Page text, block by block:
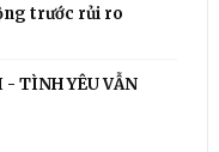
trước rủi ro
TÌNH YÊU VẪN